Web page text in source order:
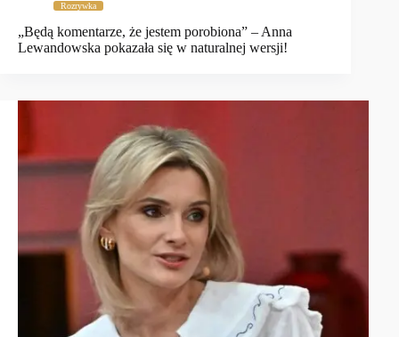
Rozrywka
„Będą komentarze, że jestem porobiona” – Anna
Lewandowska pokazała się w naturalnej wersji!